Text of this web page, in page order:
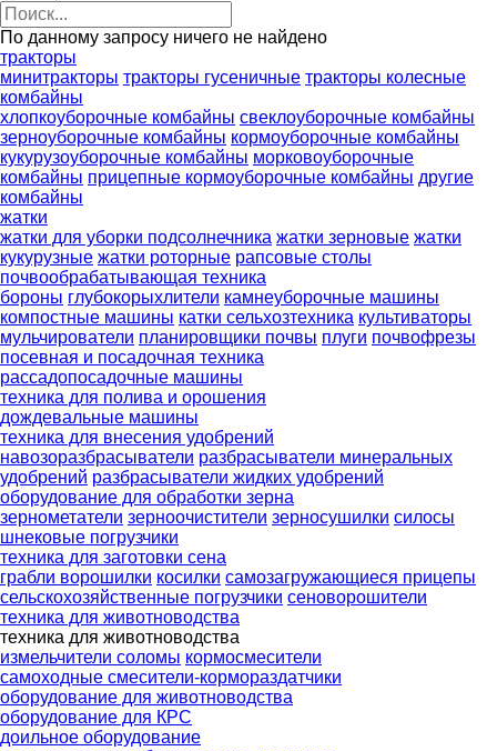
По данному запросу ничего не найдено
тракторы
минитракторы тракторы гусеничные тракторы колесные
комбайны
хлопкоуборочные комбайны свеклоуборочные комбайны
зерноуборочные комбайны кормоуборочные комбайны
кукурузоуборочные комбайны морковоуборочные
комбайны прицепные кормоуборочные комбайны другие
комбайны
жатки
жатки для уборки подсолнечника жатки зерновые жатки
кукурузные жатки роторные рапсовые столы
почвообрабатывающая техника
бороны глубокорыхлители камнеуборочные машины
компостные машины катки сельхозтехника культиваторы
мульчирователи планировщики почвы плуги почвофрезы
посевная и посадочная техника
рассадопосадочные машины
техника для полива и орошения
дождевальные машины
техника для внесения удобрений
навозоразбрасыватели разбрасыватели минеральных
удобрений разбрасыватели жидких удобрений
оборудование для обработки зерна
зернометатели зерноочистители зерносушилки силосы
шнековые погрузчики
техника для заготовки сена
грабли ворошилки косилки самозагружающиеся прицепы
сельскохозяйственные погрузчики сеноворошители
техника для животноводства
техника для животноводства
измельчители соломы кормосмесители
самоходные смесители-кормораздатчики
оборудование для животноводства
оборудование для КРС
доильное оборудование